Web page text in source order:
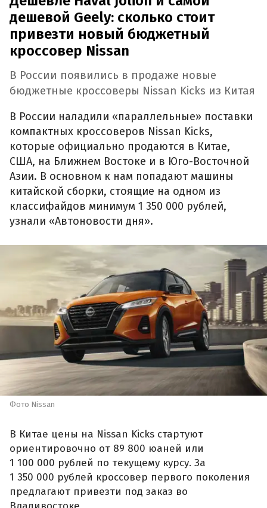
дешевой Geely: сколько стоит
привезти новый бюджетный
кроссовер Nissan
В России появились в продаже новые
бюджетные кроссоверы Nissan Kicks из Китая
В России наладили «параллельные» поставки
компактных кроссоверов Nissan Kicks,
которые официально продаются в Китае,
США, на Ближнем Востоке и в Юго-Восточной
Азии. В основном к нам попадают машины
китайской сборки, стоящие на одном из
классифайдов минимум 1 350 000 рублей,
узнали «Автоновости дня».
Фото Nissan
В Китае цены на Nissan Kicks стартуют
ориентировочно от 89 800 юаней или
1 100 000 рублей по текущему курсу. За
1 350 000 рублей кроссовер первого поколения
предлагают привезти под заказ во